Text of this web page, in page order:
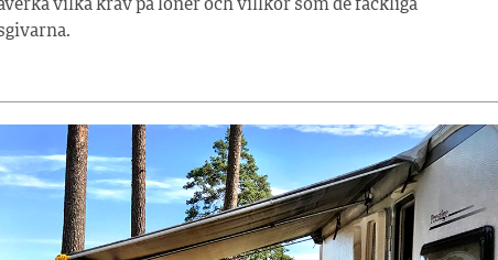
vilka krav på löner och villkor som de fackliga